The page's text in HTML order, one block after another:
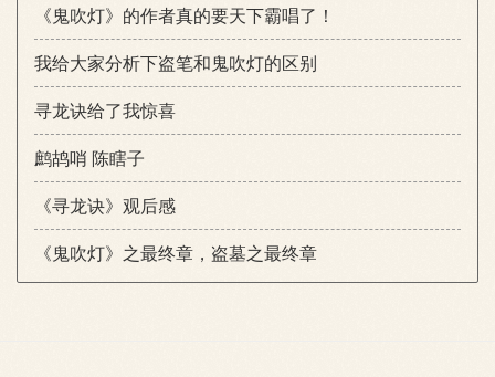
《鬼吹灯》的作者真的要天下霸唱了！
我给大家分析下盗笔和鬼吹灯的区别
寻龙诀给了我惊喜
鹧鸪哨 陈瞎子
《寻龙诀》观后感
《鬼吹灯》之最终章，盗墓之最终章